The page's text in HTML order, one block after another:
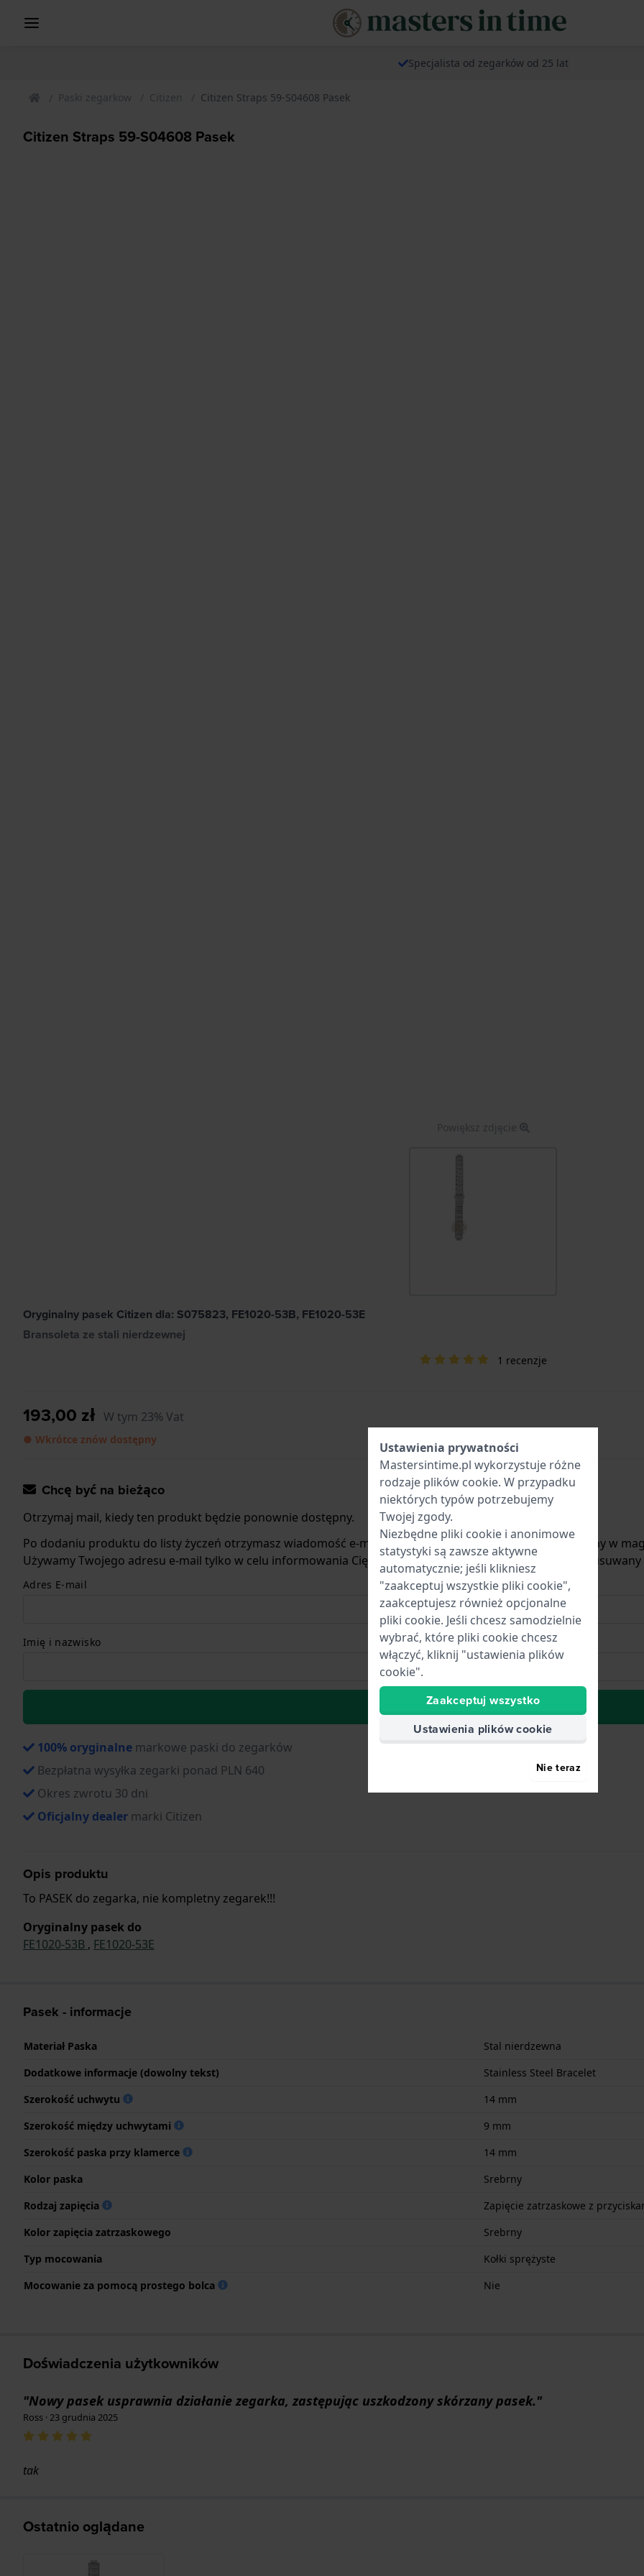
Specjalista od zegarków od 25 lat
Paski zegarkow Citizen Citizen Straps 59-S04608 Pasek
Citizen Straps 59-S04608 Pasek
Powiększ zdjęcie
Oryginalny pasek Citizen dla: S075823, FE1020-53B, FE1020-53E
Bransoleta ze stali nierdzewnej
1 recenzje
193,00 zł W tym 23% Vat
● Wkrótce znów dostępny
Chcę być na bieżąco
Otrzymaj mail, kiedy ten produkt będzie ponownie dostępny.
Po dodaniu produktu do listy życzeń otrzymasz wiadomość e-mail, gdy produkt będzie ponownie dostępny w
Używamy Twojego adresu e-mail tylko w celu informowania Cię o nowych zapasach. Jest on natychmiast
Adres E-mail
Imię i nazwisko
do Listy Życzeń
100% oryginalne markowe paski do zegarków
Bezpłatna wysyłka zegarki ponad PLN 640
Okres zwrotu 30 dni
Oficjalny dealer marki Citizen
Opis produktu
To PASEK do zegarka, nie kompletny zegarek!!!
Oryginalny pasek do
FE1020-53B , FE1020-53E
Pasek - informacje
Materiał Paska
Stal nierdzewna
Dodatkowe informacje (dowolny tekst)
Stainless Steel Bracelet
Szerokość uchwytu
14 mm
Szerokość między uchwytami
9 mm
Szerokość paska przy klamerce
14 mm
Kolor paska
Srebrny
Rodzaj zapięcia
Zapięcie zatrzaskowe z
Kolor zapięcia zatrzaskowego
Srebrny
Typ mocowania
Kołki sprężyste
Mocowanie za pomocą prostego bolca
Nie
Doświadczenia użytkowników
"Nowy pasek usprawnia działanie zegarka, zastępując uszkodzony skórzany pasek."
Ross · 23 grudnia 2025
tak
Ostatnio oglądane
Ustawienia prywatności
Mastersintime.pl wykorzystuje różne
rodzaje plików cookie. W przypadku
niektórych typów potrzebujemy
Twojej zgody.
Niezbędne pliki cookie i anonimowe
statystyki są zawsze aktywne
automatycznie; jeśli klikniesz
"zaakceptuj wszystkie pliki cookie",
zaakceptujesz również opcjonalne
pliki cookie. Jeśli chcesz samodzielnie
wybrać, które pliki cookie chcesz
włączyć, kliknij "ustawienia plików
cookie".
Zaakceptuj wszystko
Ustawienia plików cookie
Nie teraz